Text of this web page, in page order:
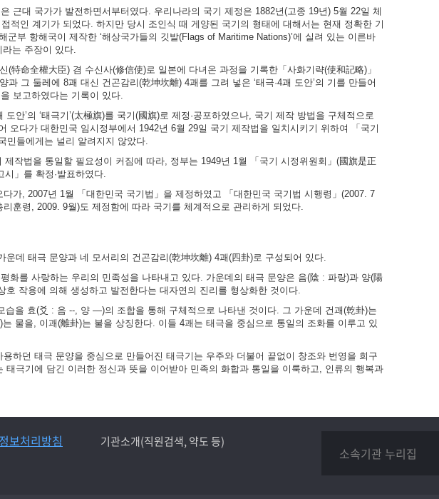
근대 국가가 발전하면서부터였다. 우리나라의 국기 제정은 1882년(고종 19년) 5월 22일 체
적인 계기가 되었다. 하지만 당시 조인식 때 게양된 국기의 형태에 대해서는 현재 정확한 기
부 항해국이 제작한 ‘해상국가들의 깃발(Flags of Maritime Nations)’에 실려 있는 이른바
라는 주장이 있다.
特命全權大臣) 겸 수신사(修信使)로 일본에 다녀온 과정을 기록한「사화기략(使和記略)」
그 둘레에 8괘 대신 건곤감리(乾坤坎離) 4괘를 그려 넣은 ‘태극·4괘 도안’의 기를 만들어
보고하였다는 기록이 있다.
안’의 ‘태극기’(太極旗)를 국기(國旗)로 제정·공포하였으나, 국기 제작 방법을 구체적으로
오다가 대한민국 임시정부에서 1942년 6월 29일 국기 제작법을 일치시키기 위하여 「국기
민들에게는 널리 알려지지 않았다.
작법을 통일할 필요성이 커짐에 따라, 정부는 1949년 1월 「국기 시정위원회」(國旗是正
」를 확정·발표하였다.
가, 2007년 1월 「대한민국 국기법」을 제정하였고 「대한민국 국기법 시행령」(2007. 7
훈령, 2009. 9월)도 제정함에 따라 국기를 체계적으로 관리하게 되었다.
운데 태극 문양과 네 모서리의 건곤감리(乾坤坎離) 4괘(四卦)로 구성되어 있다.
화를 사랑하는 우리의 민족성을 나타내고 있다. 가운데의 태극 문양은 음(陰 : 파랑)과 양(陽
작용에 의해 생성하고 발전한다는 대자연의 진리를 형상화한 것이다.
을 효(爻 : 음 --, 양 ―)의 조합을 통해 구체적으로 나타낸 것이다. 그 가운데 건괘(乾卦)는
물을, 이괘(離卦)는 불을 상징한다. 이들 4괘는 태극을 중심으로 통일의 조화를 이루고 있
하던 태극 문양을 중심으로 만들어진 태극기는 우주와 더불어 끝없이 창조와 번영을 희구
극기에 담긴 이러한 정신과 뜻을 이어받아 민족의 화합과 통일을 이룩하고, 인류의 행복과
보처리방침
기관소개(직원검색, 약도 등)
소속기관 누리집